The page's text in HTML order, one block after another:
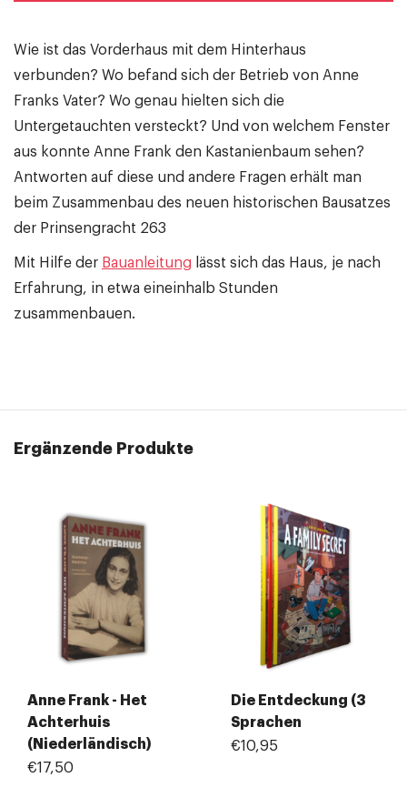
Wie ist das Vorderhaus mit dem Hinterhaus
verbunden? Wo befand sich der Betrieb von Anne
Franks Vater? Wo genau hielten sich die
Untergetauchten versteckt? Und von welchem Fenster
aus konnte Anne Frank den Kastanienbaum sehen?
Antworten auf diese und andere Fragen erhält man
beim Zusammenbau des neuen historischen Bausatzes
der Prinsengracht 263
Mit Hilfe der Bauanleitung lässt sich das Haus, je nach
Erfahrung, in etwa eineinhalb Stunden
zusammenbauen.
Ergänzende Produkte
Anne Frank - Het
Achterhuis
(Niederländisch)
€17,50
Die Entdeckung (3
Sprachen
€10,95